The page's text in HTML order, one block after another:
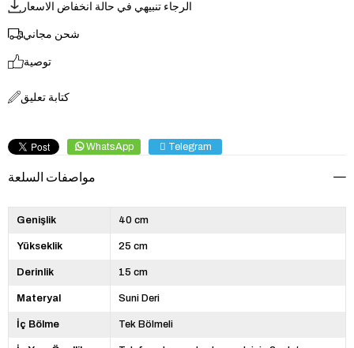
الرجاء تنبيهي في حالة انخفاض الاسعار
شحن مجاني
توصية
كتابة تعليق
WhatsApp Telegram
مواصفات السلعة
Genişlik 40 cm
Yükseklik 25 cm
Derinlik 15 cm
Materyal Suni Deri
İç Bölme Tek Bölmeli